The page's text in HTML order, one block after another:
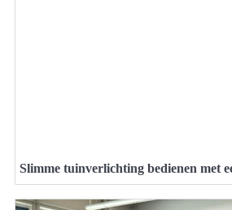
Slimme tuinverlichting bedienen met